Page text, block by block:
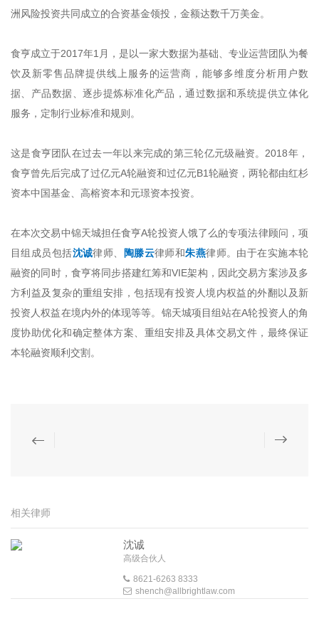
洲风险投资共同成立的合资基金领投，金额达数千万美金。
食亨成立于2017年1月，是以一家大数据为基础、专业运营团队为餐
饮及新零售品牌提供线上服务的运营商，能够多维度分析用户数
据、产品数据、逐步提炼标准化产品，通过数据和系统提供立体化
服务，定制行业标准和规则。
这是食亨团队在过去一年以来完成的第三轮亿元级融资。2018年，
食亨曾先后完成了过亿元A轮融资和过亿元B1轮融资，两轮都由红杉
资本中国基金、高榕资本和元璟资本投资。
在本次交易中锦天城担任食亨A轮投资人饿了么的专项法律顾问，项
目组成员包括沈诚律师、 陶滕云律师和朱燕律师。由于在实施本轮
融资的同时，食亨将同步搭建红筹和VIE架构，因此交易方案涉及多
方利益及复杂的重组安排，包括现有投资人境内权益的外翻以及新
投资人权益在境内外的体现等等。锦天城项目组站在A轮投资人的角
度协助优化和确定整体方案、重组安排及具体交易文件，最终保证
本轮融资顺利交割。
相关律师
沈诚
高级合伙人
8621-6263 8333
shench@allbrightlaw.com